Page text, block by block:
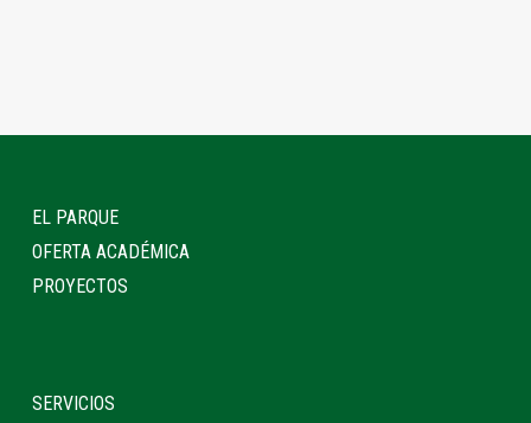
EL PARQUE
OFERTA ACADÉMICA
PROYECTOS
SERVICIOS